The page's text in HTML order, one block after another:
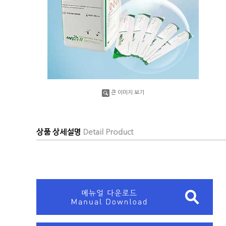
큰 이미지 보기
상품 상세설명 Detail Product